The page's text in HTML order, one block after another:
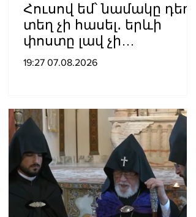
Հուսով եմ՝ նամակը դեռ
տեղ չի հասել․ երևի
փոստը լավ չի
աշխատում․ Նաթան
մասին
19:27 07.08.2026